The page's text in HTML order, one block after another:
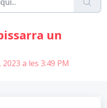
un
a les 3:49 PM